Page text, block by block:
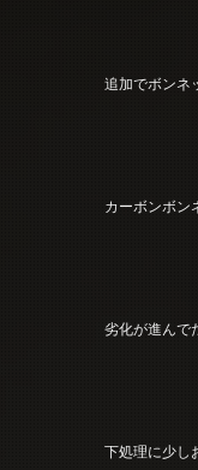
追加でボンネ
カーボンボン
劣化が進んで
下処理に少し